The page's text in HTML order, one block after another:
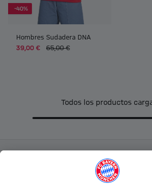
-40%
Hombres Sudadera DNA
39,00 €
65,00 €
Todos los productos